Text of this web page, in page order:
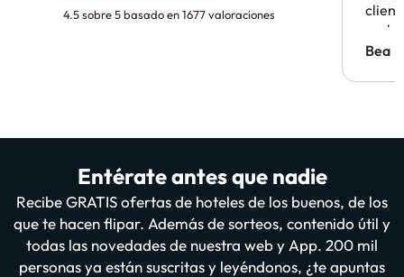
4.5 sobre 5 basado en 1677 valoraciones
Bea
Entérate antes que nadie
Recibe GRATIS ofertas de hoteles de los buenos, de los
que te hacen flipar. Además de sorteos, contenido útil y
todas las novedades de nuestra web y App. 200 mil
personas ya están suscritas y leyéndonos, ¿te apuntas